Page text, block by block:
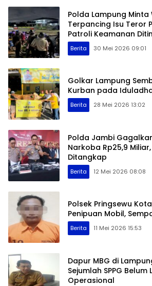
Polda Lampung
Terpancing Isu Teror
Patroli Keamanan
Berita 30 Mei 2026 09:01
Golkar Lampung
Kurban pada
Berita 28 Mei 2026 13:02
Polda Jambi
Narkoba Rp25,9
Ditangkap
Berita 12 Mei 2026 08:08
Polsek Pringsewu
Penipuan Mobil,
Berita 11 Mei 2026 15:53
Dapur MBG di
Sejumlah SPPG Belum
Operasional